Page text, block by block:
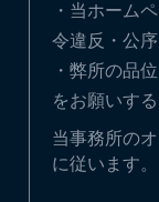
・当ホーム
令違反・公
・弊所の品
をお願いす
当事務所の
に従います。